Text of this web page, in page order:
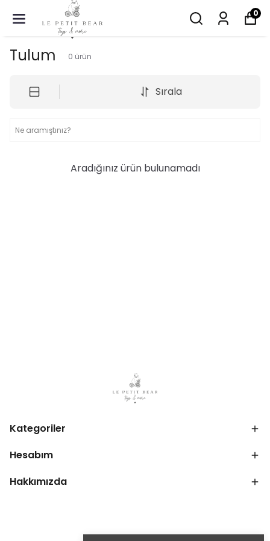
0
Tulum 0 ürün
Sırala
Aradığınız ürün bulunamadı
Kategoriler
Hesabım
Hakkımızda